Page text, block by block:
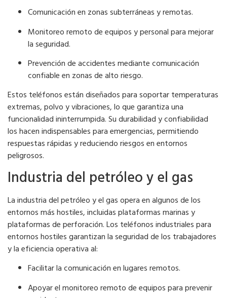
Comunicación en zonas subterráneas y remotas.
Monitoreo remoto de equipos y personal para mejorar
la seguridad.
Prevención de accidentes mediante comunicación
confiable en zonas de alto riesgo.
Estos teléfonos están diseñados para soportar temperaturas
extremas, polvo y vibraciones, lo que garantiza una
funcionalidad ininterrumpida. Su durabilidad y confiabilidad
los hacen indispensables para emergencias, permitiendo
respuestas rápidas y reduciendo riesgos en entornos
peligrosos.
Industria del petróleo y el gas
La industria del petróleo y el gas opera en algunos de los
entornos más hostiles, incluidas plataformas marinas y
plataformas de perforación. Los teléfonos industriales para
entornos hostiles garantizan la seguridad de los trabajadores
y la eficiencia operativa al:
Facilitar la comunicación en lugares remotos.
Apoyar el monitoreo remoto de equipos para prevenir